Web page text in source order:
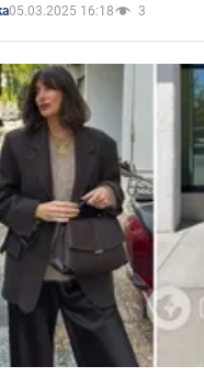
05.03.2025 16:18 3